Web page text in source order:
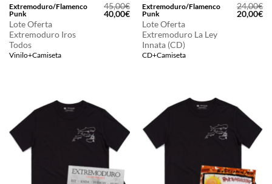
Extremoduro/Flamenco
Punk
Lote Oferta
Extremoduro Iros
Todos
Vinilo+Camiseta
45,00€
El
precio
40,00€El
precio
actual
40,00€.
Extremoduro/Flamenco
Punk
Lote Oferta
Extremoduro La Ley
Innata (CD)
CD+Camiseta
24,00€
El
precio
20,00€El